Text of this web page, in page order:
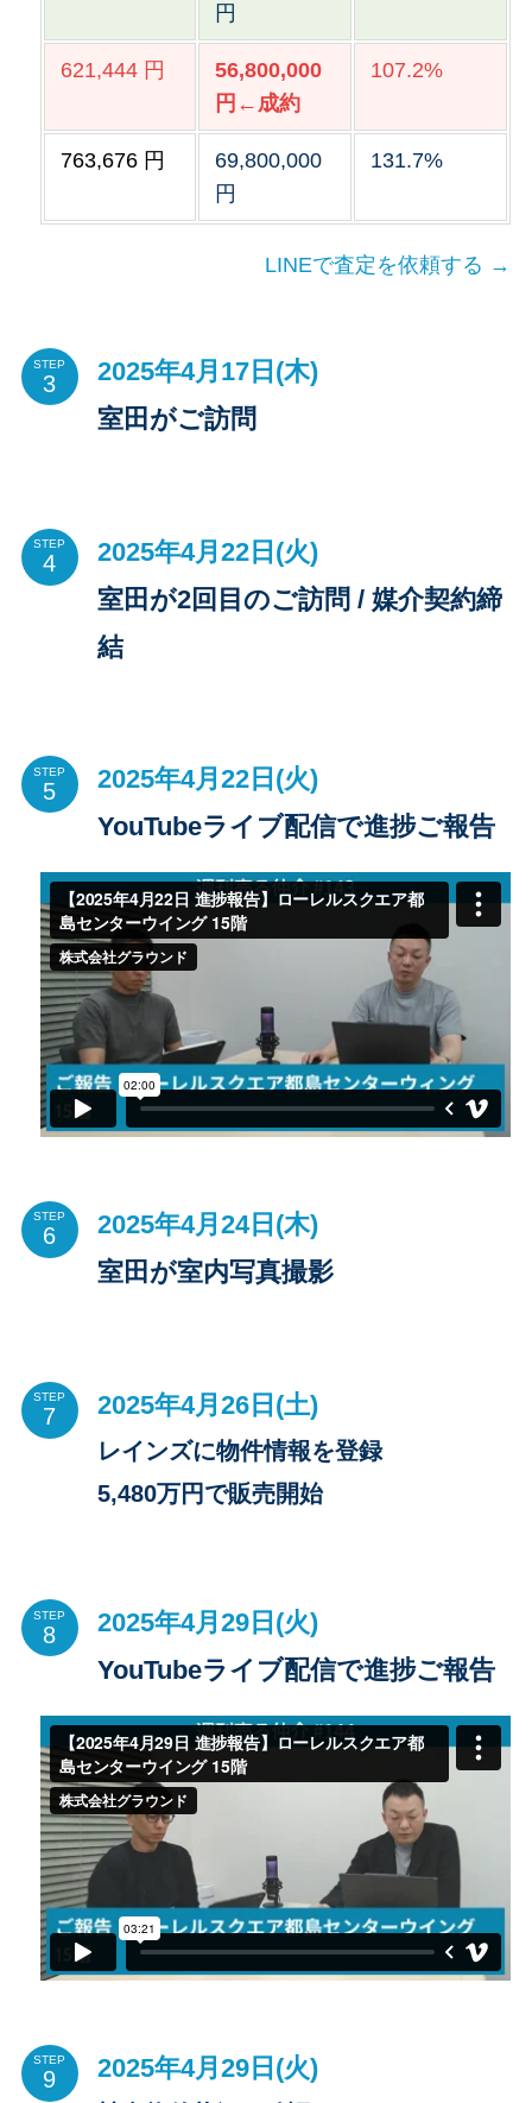
円
621,444 円
56,800,000
円←成約
107.2%
763,676 円
69,800,000
円
131.7%
LINEで査定を依頼する →
STEP
2025年4月17日(木)
室田がご訪問
STEP
2025年4月22日(火)
室田が2回目のご訪問 / 媒介契約締
結
STEP
2025年4月22日(火)
YouTubeライブ配信で進捗ご報告
STEP
2025年4月24日(木)
室田が室内写真撮影
STEP 2025年4月26日(土)
レインズに物件情報を登録
5,480万円で販売開始
STEP
2025年4月29日(火)
YouTubeライブ配信で進捗ご報告
STEP 2025年4月29日(火)